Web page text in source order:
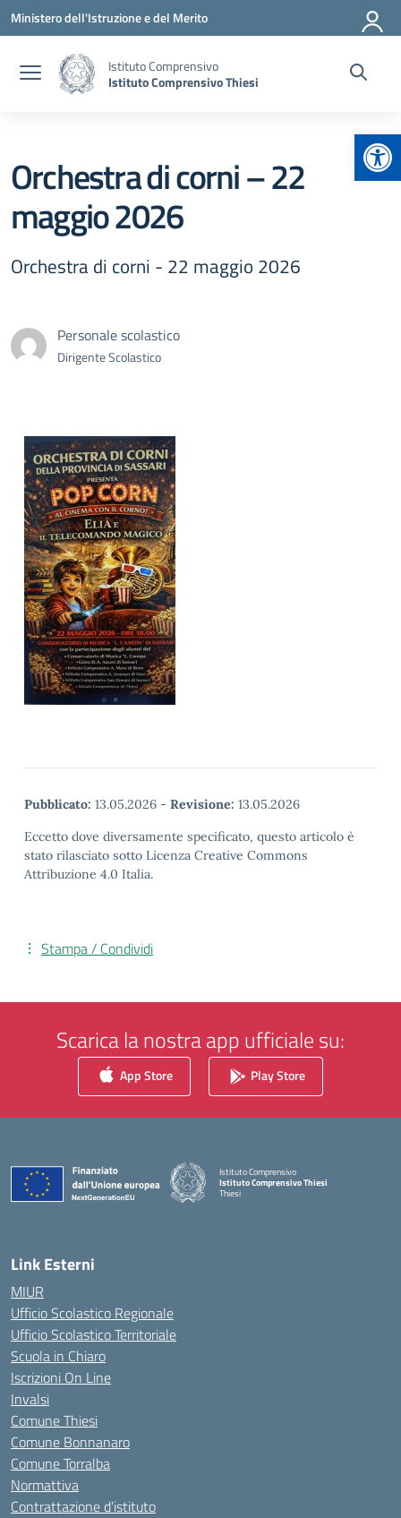
Vai ai contenuti
Vai al menu di navigazione
Vai al footer
Ministero dell'Istruzione e del Merito
Istituto Comprensivo
Istituto Comprensivo Thiesi
Orchestra di corni – 22
maggio 2026
Orchestra di corni - 22 maggio 2026
Personale scolastico
Dirigente Scolastico
Pubblicato: 13.05.2026 - Revisione: 13.05.2026
Eccetto dove diversamente specificato, questo articolo è
stato rilasciato sotto Licenza Creative Commons
Attribuzione 4.0 Italia.
Stampa / Condividi
Scarica la nostra app ufficiale su:
App Store Play Store
Istituto Comprensivo
Istituto Comprensivo Thiesi
Thiesi
Link Esterni
MIUR
Ufficio Scolastico Regionale
Ufficio Scolastico Territoriale
Scuola in Chiaro
Iscrizioni On Line
Invalsi
Comune Thiesi
Comune Bonnanaro
Comune Torralba
Normattiva
Contrattazione d’istituto